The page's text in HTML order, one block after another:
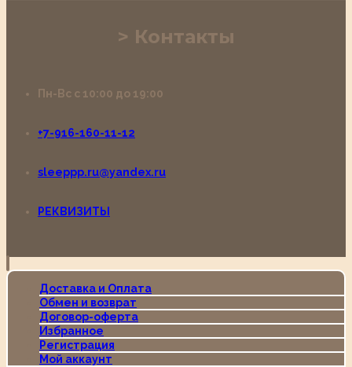
Контакты
Пн-Вс с 10:00 до 19:00
+7-916-160-11-12
sleeppp.ru@yandex.ru
РЕКВИЗИТЫ
Доставка и Оплата
Обмен и возврат
Договор-оферта
Избранное
Регистрация
Мой аккаунт